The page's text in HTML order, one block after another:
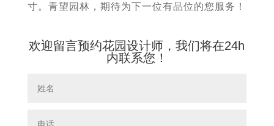
寸。青望园林，期待为下一位有品位的您服务！
欢迎留言预约花园设计师，我们将在24h
内联系您！